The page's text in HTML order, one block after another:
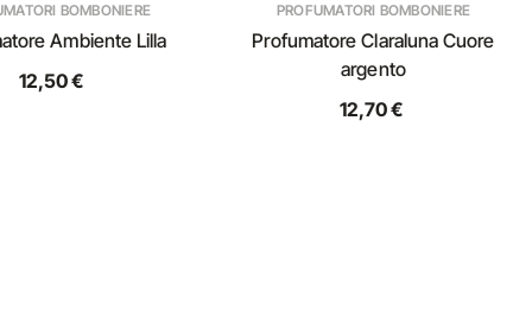
BOMBONIERE
Ambiente Lilla
12,50 €
PROFUMATORI BOMBONIERE
Profumatore Claraluna Cuore
argento
12,70 €